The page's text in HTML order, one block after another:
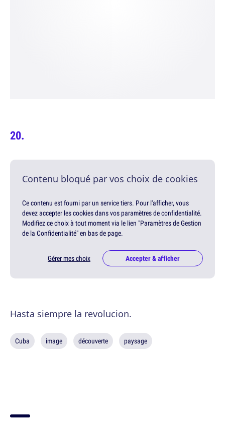
Contenu bloqué par vos choix de cookies
Ce contenu est fourni par un service tiers. Pour l'afficher, vous
devez accepter les cookies dans vos paramètres de confidentialité.
Modifiez ce choix à tout moment via le lien "Paramètres de Gestion
de la Confidentialité" en bas de page.
Gérer mes choix Accepter & afficher
Hasta siempre la revolucion.
Cuba image découverte paysage